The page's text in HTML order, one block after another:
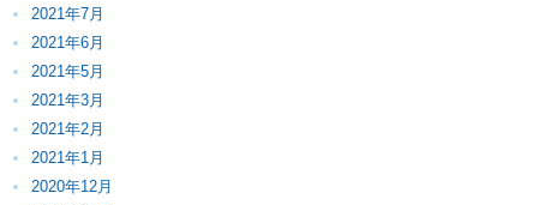
2021年7月
2021年6月
2021年5月
2021年3月
2021年2月
2021年1月
2020年12月